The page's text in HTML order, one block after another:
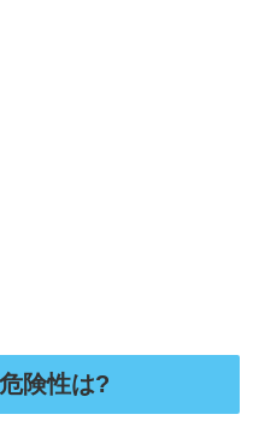
険性は?